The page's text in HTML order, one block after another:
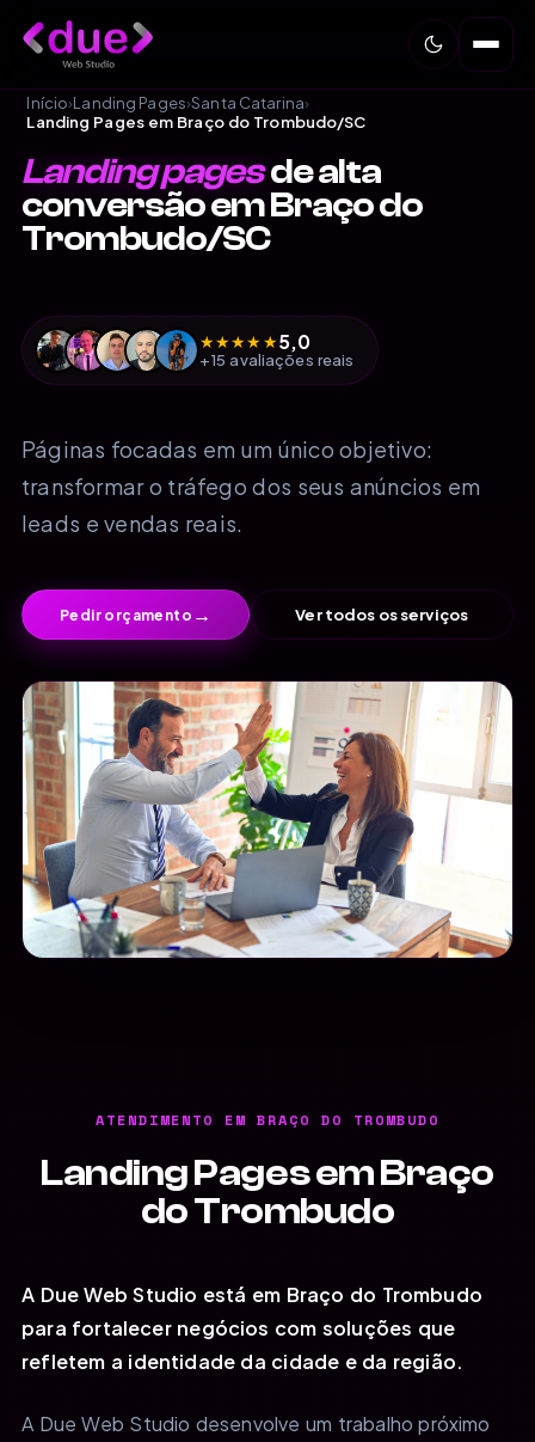
Início›Landing Pages›Santa Catarina›
Landing Pages em Braço do Trombudo/SC
Landing pagesde alta
conversão em Braço do
Trombudo/SC
★★★★★5,0
+15 avaliações reais
Páginas focadas em um único objetivo:
transformar o tráfego dos seus anúncios em
leads e vendas reais.
Pedir orçamento → Ver todos os serviços
ATENDIMENTO EM BRAÇO DO TROMBUDO
Landing Pages em Braço
do Trombudo
A Due Web Studio está em Braço do Trombudo
para fortalecer negócios com soluções que
refletem a identidade da cidade e da região.
A Due Web Studio desenvolve um trabalho próximo